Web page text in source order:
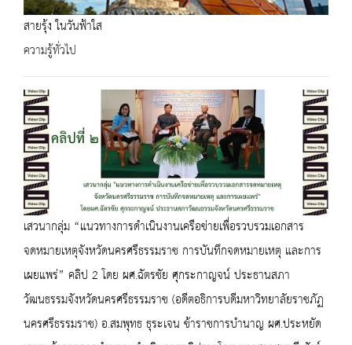
สายรุ้ง ในวันฟ้าใส
ความรู้ทั่วไป
เสวนากลุ่ม “แนวทางการดำเนินงานเครือข่ายเพื่อรวบรวมเอกสาร
จดหมายเหตุจังหวัดนครศรีธรรมราช การบันทึกจดหมายเหตุ และการ
เผยแพร่” คลิป 2 โดย ผศ.ฉัตรชัย ศุกระกาญจน์ ประธานสภา
วัฒนธรรมจังหวัดนครศรีธรรมราช (อดีตอธิการบดีมหาวิทยาลัยราชภัฏ
นครศรีธรรมราช) อ.สมพุทธ ธุระเจน ข้าราชการบำนาญ ผศ.ประหยัด